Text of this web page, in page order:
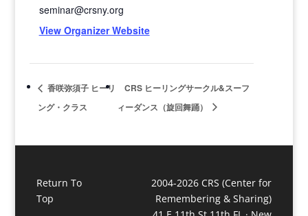
seminar@crsny.org
View Organizer Website
香咲弥須子 ヒーリ
ング・クラス
CRS ヒーリングサークル&スーフ
ィーダンス（旋回舞踊）
Return To
Top
2004-2026 CRS (Center for
Remembering & Sharing)